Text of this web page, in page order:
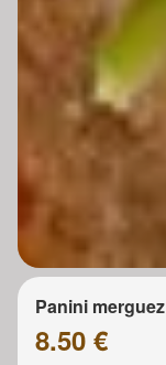
Panini merguez
8.50 €